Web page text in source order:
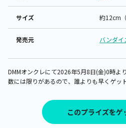
サイズ 約12cm
発売元 バンダイ
DMMオンクレにて2026年5月8日(金)0時よ
数には限りがあるので、誰よりも早くゲッ
このプライズをゲ